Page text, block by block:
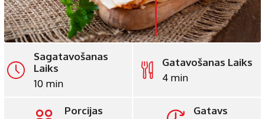
Print
Sagatavošanas
Laiks
10 min
Gatavošanas Laiks
4 min
Porcijas
Gatavs